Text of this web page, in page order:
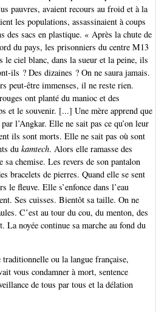
pauvres, avaient recours au froid et à la
les populations, assassinaient à coups
des sacs en plastique. « Après la chute de
du pays, les prisonniers du centre M13
le ciel blanc, dans la sueur et la peine, ils
ils ? Des dizaines ? On ne saura jamais.
peut-être immenses, il ne reste rien.
ont planté du manioc et des
et le souvenir. [...] Une mère apprend que
l’Angkar. Elle ne sait pas ce qu’on leur
ils sont morts. Elle ne sait pas où sont
du kamtech. Alors elle ramasse des
chemise. Les revers de son pantalon
bracelets de pierres. Quand elle se sent
le fleuve. Elle s’enfonce dans l’eau
Ses cuisses. Bientôt sa taille. On ne
C’est au tour du cou, du menton, des
La noyée continue sa marche au fond du
ou la langue française,
vous condamner à mort, sentence
de tous par tous et la délation